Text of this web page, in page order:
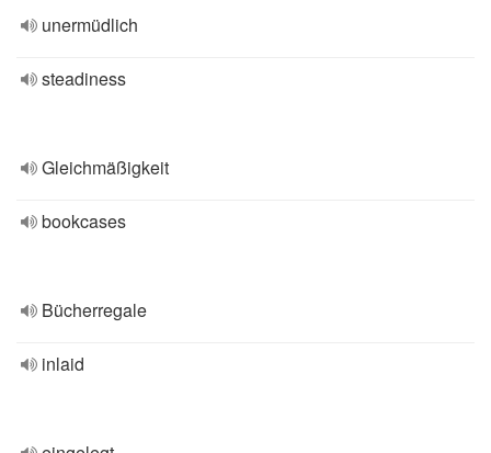
unermüdlich
steadiness
Gleichmäßigkeit
bookcases
Bücherregale
inlaid